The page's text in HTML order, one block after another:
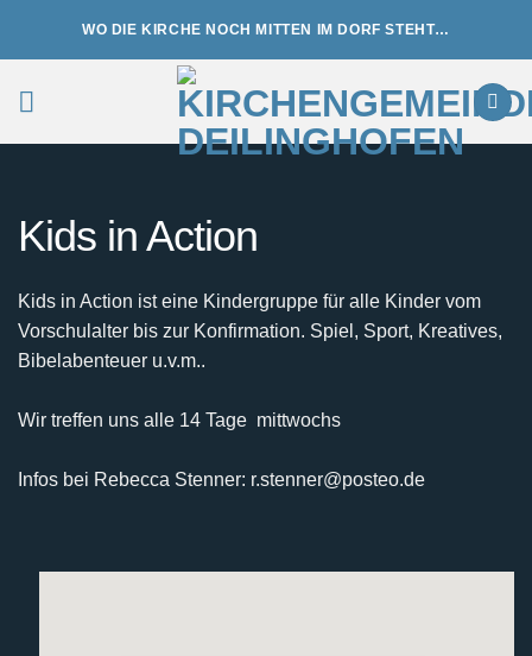
WO DIE KIRCHE NOCH MITTEN IM DORF STEHT…
Kids in Action
Kids in Action ist eine Kindergruppe für alle Kinder vom
Vorschulalter bis zur Konfirmation. Spiel, Sport, Kreatives,
Bibelabenteuer u.v.m..
Wir treffen uns alle 14 Tage mittwochs
Infos bei Rebecca Stenner: r.stenner@posteo.de